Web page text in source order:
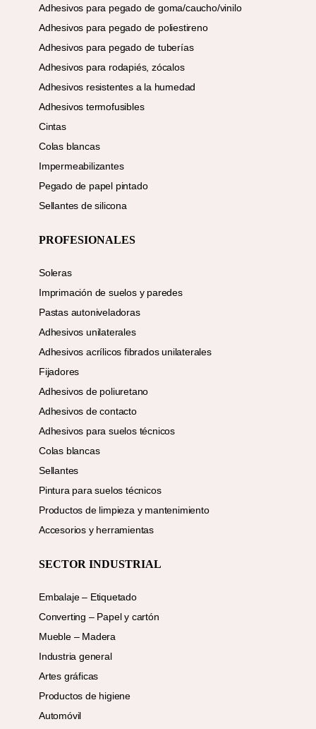
Adhesivos para pegado de goma/caucho/vinilo
Adhesivos para pegado de poliestireno
Adhesivos para pegado de tuberías
Adhesivos para rodapiés, zócalos
Adhesivos resistentes a la humedad
Adhesivos termofusibles
Cintas
Colas blancas
Impermeabilizantes
Pegado de papel pintado
Sellantes de silicona
PROFESIONALES
Soleras
Imprimación de suelos y paredes
Pastas autoniveladoras
Adhesivos unilaterales
Adhesivos acrílicos fibrados unilaterales
Fijadores
Adhesivos de poliuretano
Adhesivos de contacto
Adhesivos para suelos técnicos
Colas blancas
Sellantes
Pintura para suelos técnicos
Productos de limpieza y mantenimiento
Accesorios y herramientas
SECTOR INDUSTRIAL
Embalaje – Etiquetado
Converting – Papel y cartón
Mueble – Madera
Industria general
Artes gráficas
Productos de higiene
Automóvil